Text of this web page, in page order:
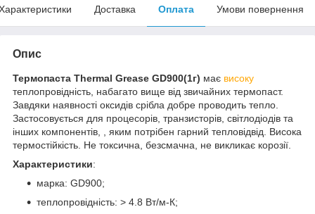
Доставка Оплата Умови повернення
Опис
Термопаста Thermal Grease GD900(1г) має високу
теплопровідність, набагато вище від звичайних термопаст.
Завдяки наявності оксидів срібла добре проводить тепло.
Застосовується для процесорів, транзисторів, світлодіодів та
інших компонентів, , яким потрібен гарний тепловідвід. Висока
термостійкість. Не токсична, безсмачна, не викликає корозії.
Характеристики:
марка: GD900;
теплопровідність: > 4.8 Вт/м-К;